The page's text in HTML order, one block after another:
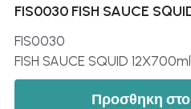
FIS0030 FISH SAUCE
FIS0030
FISH SAUCE SQUID 12X700ml
Προσθηκη στο